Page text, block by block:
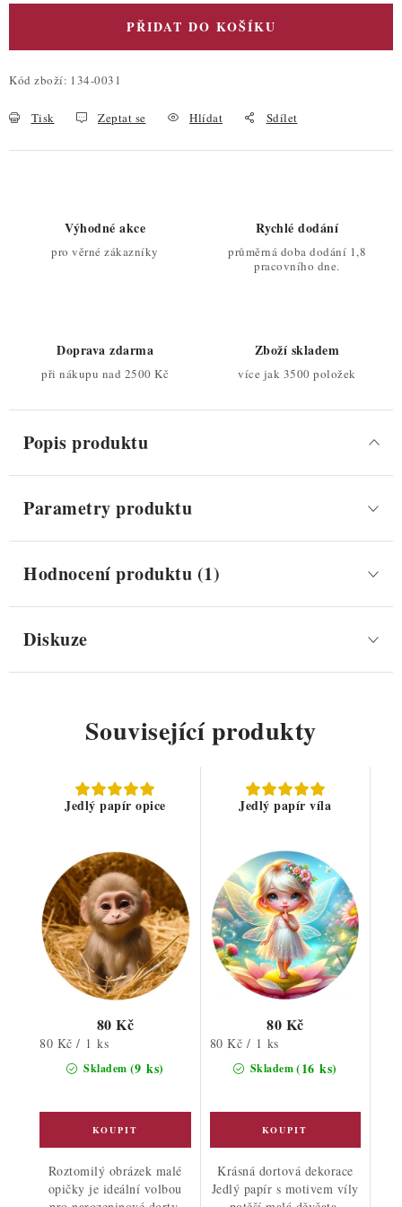
PŘIDAT DO KOŠÍKU
Kód zboží: 134-0031
Tisk Zeptat se Hlídat Sdílet
Výhodné akce
pro věrné zákazníky
Rychlé dodání
průměrná doba dodání 1,8
pracovního dne.
Doprava zdarma
při nákupu nad 2500 Kč
Zboží skladem
více jak 3500 položek
Popis produktu
Parametry produktu
Hodnocení produktu (1)
Diskuze
Související produkty
Jedlý papír opice
Skladem (9 ks)
80 Kč
Měrná
80 Kč / 1 ks
Roztomilý obrázek malé
opičky je ideální volbou
Jedlý papír víla
Skladem(16 ks)
80 Kč
Měrná
cena:
80 Kč / 1 ks
Krásná dortová dekorace
Jedlý papír s motivem víly